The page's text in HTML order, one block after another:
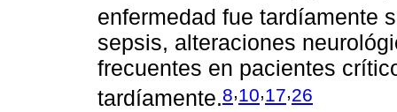
enfermedad fue tardíamente
sepsis, alteraciones
frecuentes en pacientes
tardíamente.8,10,17,26